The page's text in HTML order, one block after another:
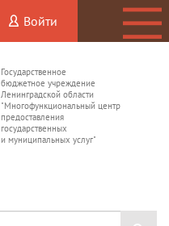
Войти
Государственное
бюджетное учреждение
Ленинградской области
"Многофункциональный центр
предоставления
государственных
и муниципальных услуг"